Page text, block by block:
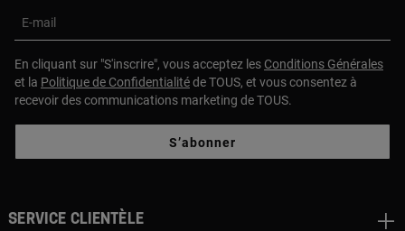
E-mail
En cliquant sur "S'inscrire", vous acceptez les Conditions Générales
et la Politique de Confidentialitéde TOUS, et vous consentez à
recevoir des communications marketing de TOUS.
S’abonner
Service clientèle